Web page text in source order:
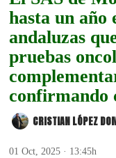
hasta un año
andaluzas
pruebas
confirmando
CRISTIAN LÓPEZ
01 Oct, 2025 · 13:45h